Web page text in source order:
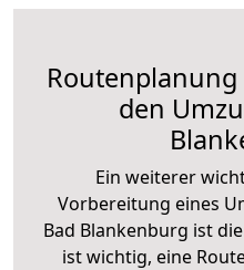
den
Ein weiterer
Vorbereitung eines
Bad Blankenburg ist die
ist wichtig, eine